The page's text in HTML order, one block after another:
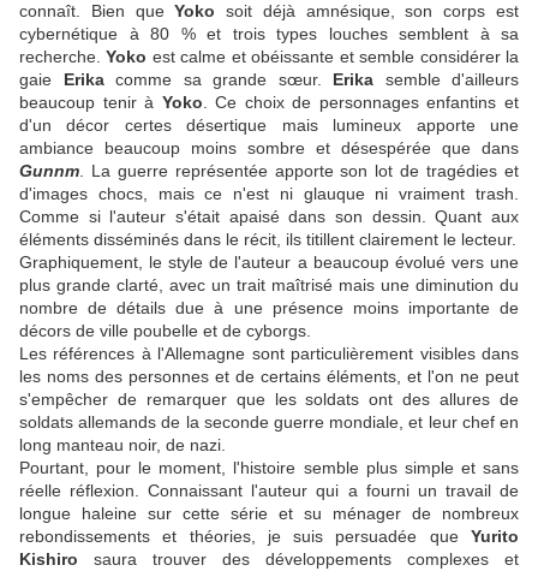
connaît. Bien queYoko soit déjà amnésique, son corps est
cybernétique à 80 % et trois types louches semblent à sa
recherche.Yoko est calme et obéissante et semble considérer la
gaie Erikacomme sa grande sœur. Erika semble d'ailleurs
beaucoup tenir à Yoko . Ce choix de personnages enfantins et
d'un décor certes désertique mais lumineux apporte une
ambiance beaucoup moins sombre et désespérée que dans
Gunnm . La guerre représentée apporte son lot de tragédies et
d'images chocs, mais ce n'est ni glauque ni vraiment trash.
Comme si l'auteur s'était apaisé dans son dessin. Quant aux
éléments disséminés dans le récit, ils titillent clairement le lecteur.
Graphiquement, le style de l'auteur a beaucoup évolué vers une
plus grande clarté, avec un trait maîtrisé mais une diminution du
nombre de détails due à une présence moins importante de
décors de ville poubelle et de cyborgs.
Les références à l'Allemagne sont particulièrement visibles dans
les noms des personnes et de certains éléments, et l'on ne peut
s'empêcher de remarquer que les soldats ont des allures de
soldats allemands de la seconde guerre mondiale, et leur chef en
long manteau noir, de nazi.
Pourtant, pour le moment, l'histoire semble plus simple et sans
réelle réflexion. Connaissant l'auteur qui a fourni un travail de
longue haleine sur cette série et su ménager de nombreux
rebondissements et théories, je suis persuadée que Yurito
Kishiro saura trouver des développements complexes et